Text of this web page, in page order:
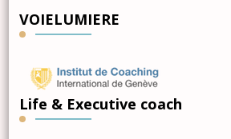
VOIELUMIERE
Life & Executive coach